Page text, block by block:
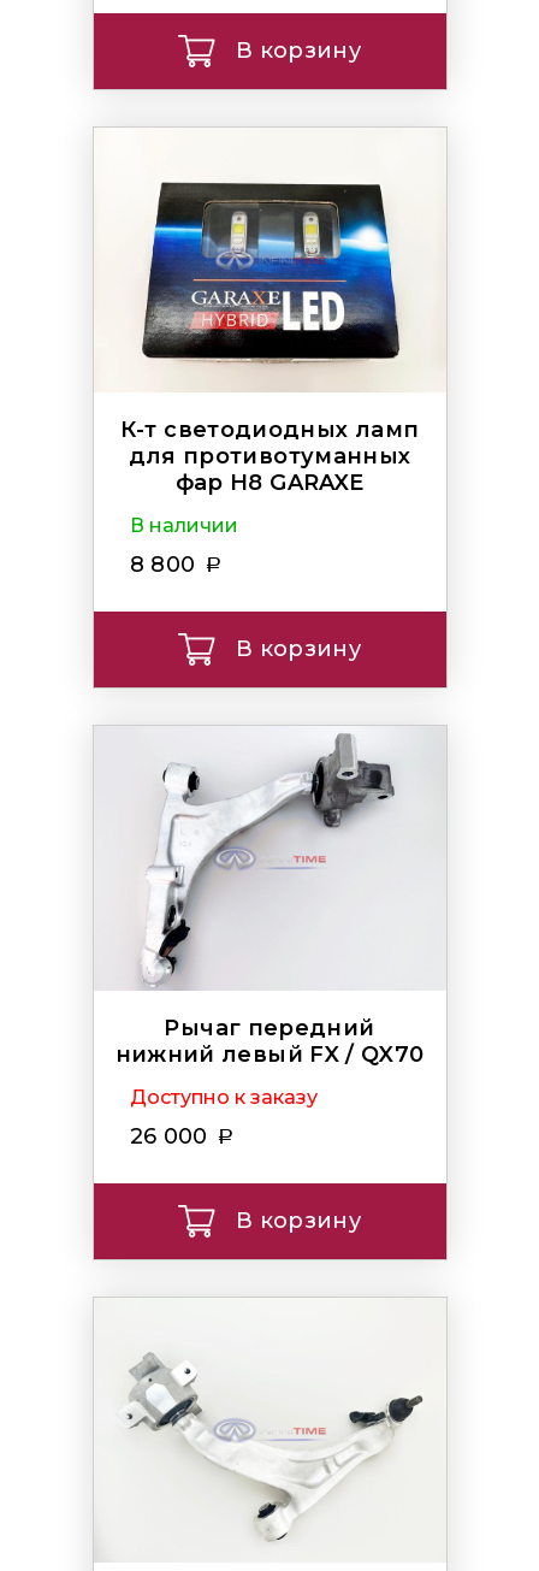
В корзину
К-т светодиодных ламп
для противотуманных
фар H8 GARAXE
В наличии
8 800
В корзину
Рычаг передний
нижний левый FX / QX70
Доступно к заказу
26 000
В корзину